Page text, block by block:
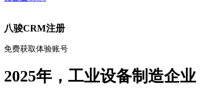
八骏CRM注册
免费获取体验账号
2025年，工业设备制造企业